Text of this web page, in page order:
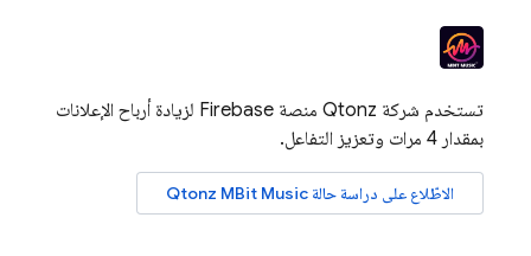
تستخدم شركة Qtonz منصة Firebase لزيادة أرباح الإعلانات
بمقدار 4 مرات وتعزيز التفاعل.
الاطّلاع على دراسة حالة Qtonz MBit Music